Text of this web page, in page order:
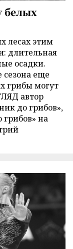
белых
лесах этим
длительная
осадки.
сезона еще
грибы могут
автор
до грибов»,
на